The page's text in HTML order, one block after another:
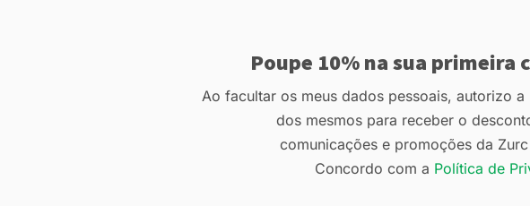
Poupe 10% na sua primeira
Ao facultar os meus dados pessoais, autorizo a
dos mesmos para receber o
comunicações e promoções da
Concordo com a Política de